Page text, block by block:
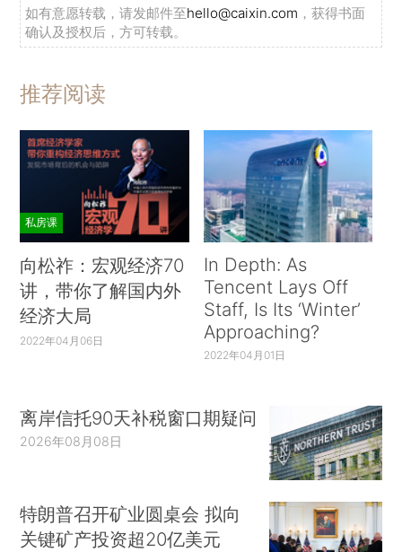
如有意愿转载，请发邮件至hello@caixin.com ，获得书面
确认及授权后，方可转载。
推荐阅读
私房课
向松祚：宏观经济70
讲，带你了解国内外
经济大局
2022年04月06日
In Depth: As
Tencent Lays Off
Staff, Is Its ‘Winter’
Approaching?
2022年04月01日
离岸信托90天补税窗口期疑问
2026年08月08日
特朗普召开矿业圆桌会 拟向
关键矿产投资超20亿美元